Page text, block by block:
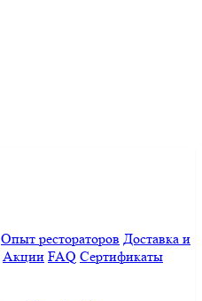
Опыт рестораторов Доставка и
Акции FAQ Сертификаты